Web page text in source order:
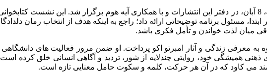
پیرامون
مسئول برنامه توضیحاتی ارائه داد؛ راجع به اینکه هدف از انتخاب رمان
میان لذت خواندن و تأمل فکری باشد.
به معرفی زندگی و آثار امبرتو اکو پرداخت. او ضمن مرور فعالیت های
ذهنی همیشگی خود، روایتی چندلایه از شور، تردید و آگاهی انسانی خلق کرده
مند می کاود که در آن هر حرکت، کلمه و سکوت حامل معنایی تازه است.